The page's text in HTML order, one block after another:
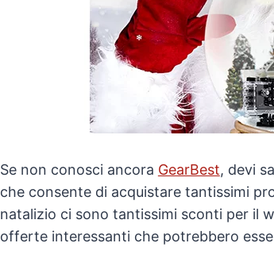
Se non conosci ancora GearBest, devi
che consente di acquistare tantissimi
natalizio ci sono tantissimi sconti per il
offerte interessanti che potrebbero